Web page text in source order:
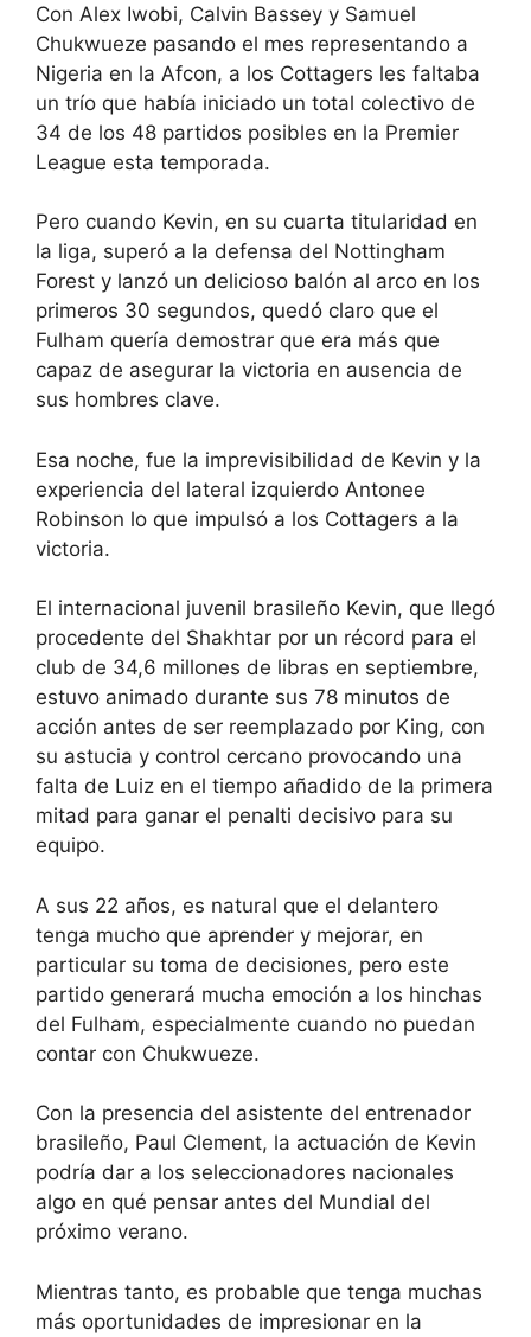
Con Alex Iwobi, Calvin Bassey y Samuel
Chukwueze pasando el mes representando a
Nigeria en la Afcon, a los Cottagers les faltaba
un trío que había iniciado un total colectivo de
34 de los 48 partidos posibles en la Premier
League esta temporada.
Pero cuando Kevin, en su cuarta titularidad en
la liga, superó a la defensa del Nottingham
Forest y lanzó un delicioso balón al arco en los
primeros 30 segundos, quedó claro que el
Fulham quería demostrar que era más que
capaz de asegurar la victoria en ausencia de
sus hombres clave.
Esa noche, fue la imprevisibilidad de Kevin y la
experiencia del lateral izquierdo Antonee
Robinson lo que impulsó a los Cottagers a la
victoria.
El internacional juvenil brasileño Kevin, que llegó
procedente del Shakhtar por un récord para el
club de 34,6 millones de libras en septiembre,
estuvo animado durante sus 78 minutos de
acción antes de ser reemplazado por King, con
su astucia y control cercano provocando una
falta de Luiz en el tiempo añadido de la primera
mitad para ganar el penalti decisivo para su
equipo.
A sus 22 años, es natural que el delantero
tenga mucho que aprender y mejorar, en
particular su toma de decisiones, pero este
partido generará mucha emoción a los hinchas
del Fulham, especialmente cuando no puedan
contar con Chukwueze.
Con la presencia del asistente del entrenador
brasileño, Paul Clement, la actuación de Kevin
podría dar a los seleccionadores nacionales
algo en qué pensar antes del Mundial del
próximo verano.
Mientras tanto, es probable que tenga muchas
más oportunidades de impresionar en la